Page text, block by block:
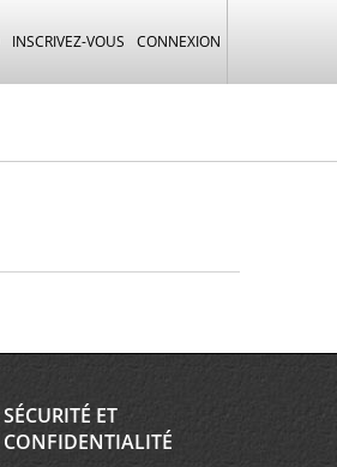
INSCRIVEZ-VOUS CONNEXION
SÉCURITÉ ET
CONFIDENTIALITÉ